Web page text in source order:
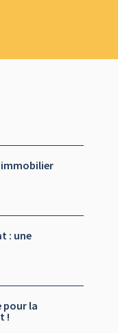
immobilier
: une
pour la
!